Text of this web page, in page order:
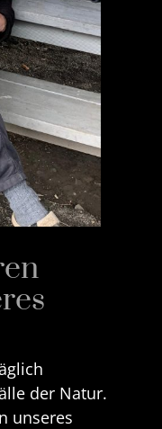
der Natur.
unseres